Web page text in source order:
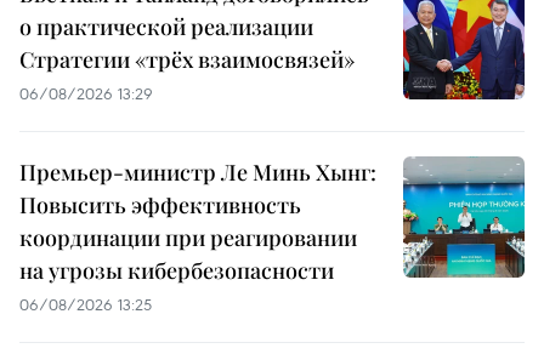
о практической реализации
Стратегии «трёх взаимосвязей»
06/08/2026 13:29
Премьер-министр Ле Минь Хынг:
Повысить эффективность
координации при реагировании
на угрозы кибербезопасности
06/08/2026 13:25